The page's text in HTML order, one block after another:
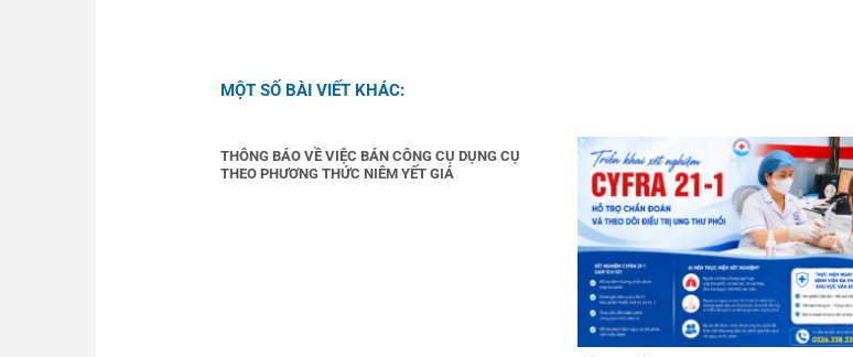
MỘT SỐ BÀI VIẾT KHÁC:
THÔNG BÁO VỀ VIỆC BÁN CÔNG CỤ DỤNG CỤ
THEO PHƯƠNG THỨC NIÊM YẾT GIÁ